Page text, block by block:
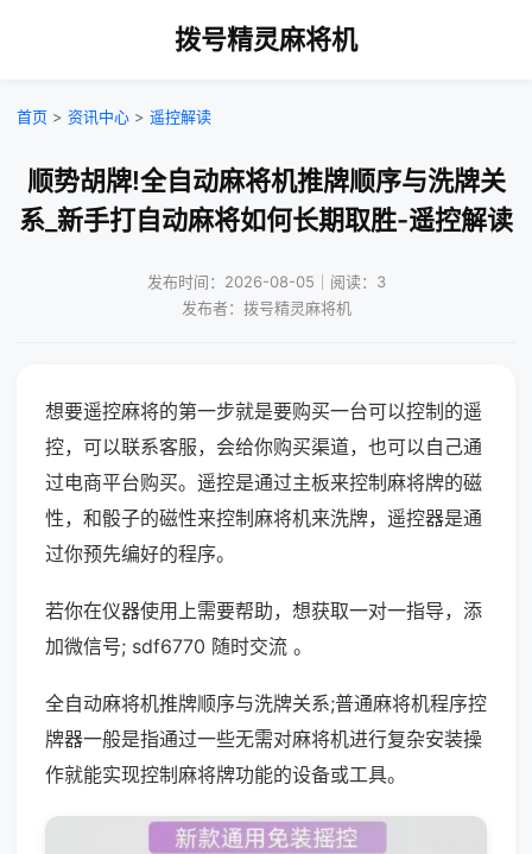
拨号精灵麻将机
首页 > 资讯中心 > 遥控解读
顺势胡牌!全自动麻将机推牌顺序与洗牌关
系_新手打自动麻将如何长期取胜-遥控解读
发布时间：2026-08-05｜阅读：3
发布者：拨号精灵麻将机
想要遥控麻将的第一步就是要购买一台可以控制的遥
控，可以联系客服，会给你购买渠道，也可以自己通
过电商平台购买。遥控是通过主板来控制麻将牌的磁
性，和骰子的磁性来控制麻将机来洗牌，遥控器是通
过你预先编好的程序。
若你在仪器使用上需要帮助，想获取一对一指导，添
加微信号; sdf6770 随时交流 。
全自动麻将机推牌顺序与洗牌关系;普通麻将机程序控
牌器一般是指通过一些无需对麻将机进行复杂安装操
作就能实现控制麻将牌功能的设备或工具。